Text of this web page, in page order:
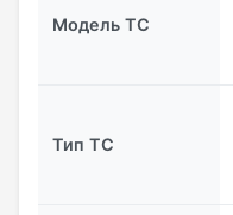
Модель ТС
Тип ТС